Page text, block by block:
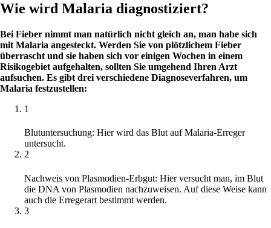
Wie wird Malaria diagnostiziert?
Bei Fieber nimmt man natürlich nicht gleich an, man habe sich
mit Malaria angesteckt. Werden Sie von plötzlichem Fieber
überrascht und sie haben sich vor einigen Wochen in einem
Risikogebiet aufgehalten, sollten Sie umgehend Ihren Arzt
aufsuchen. Es gibt drei verschiedene Diagnoseverfahren, um
Malaria festzustellen:
1
Blutuntersuchung: Hier wird das Blut auf Malaria-Erreger
untersucht.
2
Nachweis von Plasmodien-Erbgut: Hier versucht man, im Blut
die DNA von Plasmodien nachzuweisen. Auf diese Weise kann
auch die Erregerart bestimmt werden.
3